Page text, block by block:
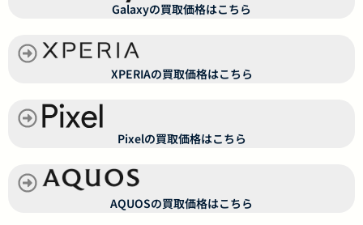
Galaxyの買取価格はこちら
XPERIAの買取価格はこちら
Pixelの買取価格はこちら
AQUOSの買取価格はこちら